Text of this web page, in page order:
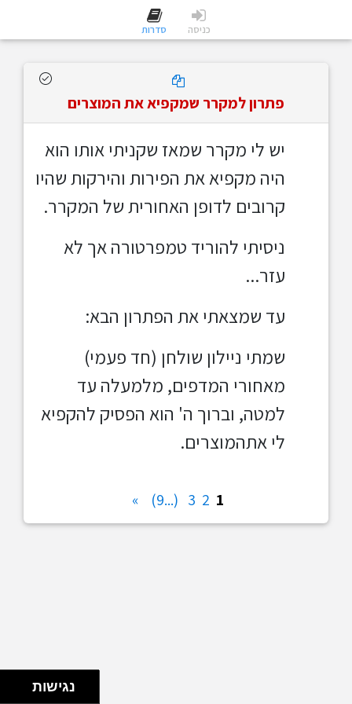
כניסה סדרות
פתרון למקרר שמקפיא את המוצרים
יש לי מקרר שמאז שקניתי אותו הוא
היה מקפיא את הפירות והירקות שהיו
קרובים לדופן האחורית של המקרר.
ניסיתי להוריד טמפרטורה אך לא
עזר...
עד שמצאתי את הפתרון הבא:
שמתי ניילון שולחן (חד פעמי)
מאחורי המדפים, מלמעלה עד
למטה, וברוך ה' הוא הפסיק להקפיא
לי אתהמוצרים.
1
2
3
(...9)
»
נגישות